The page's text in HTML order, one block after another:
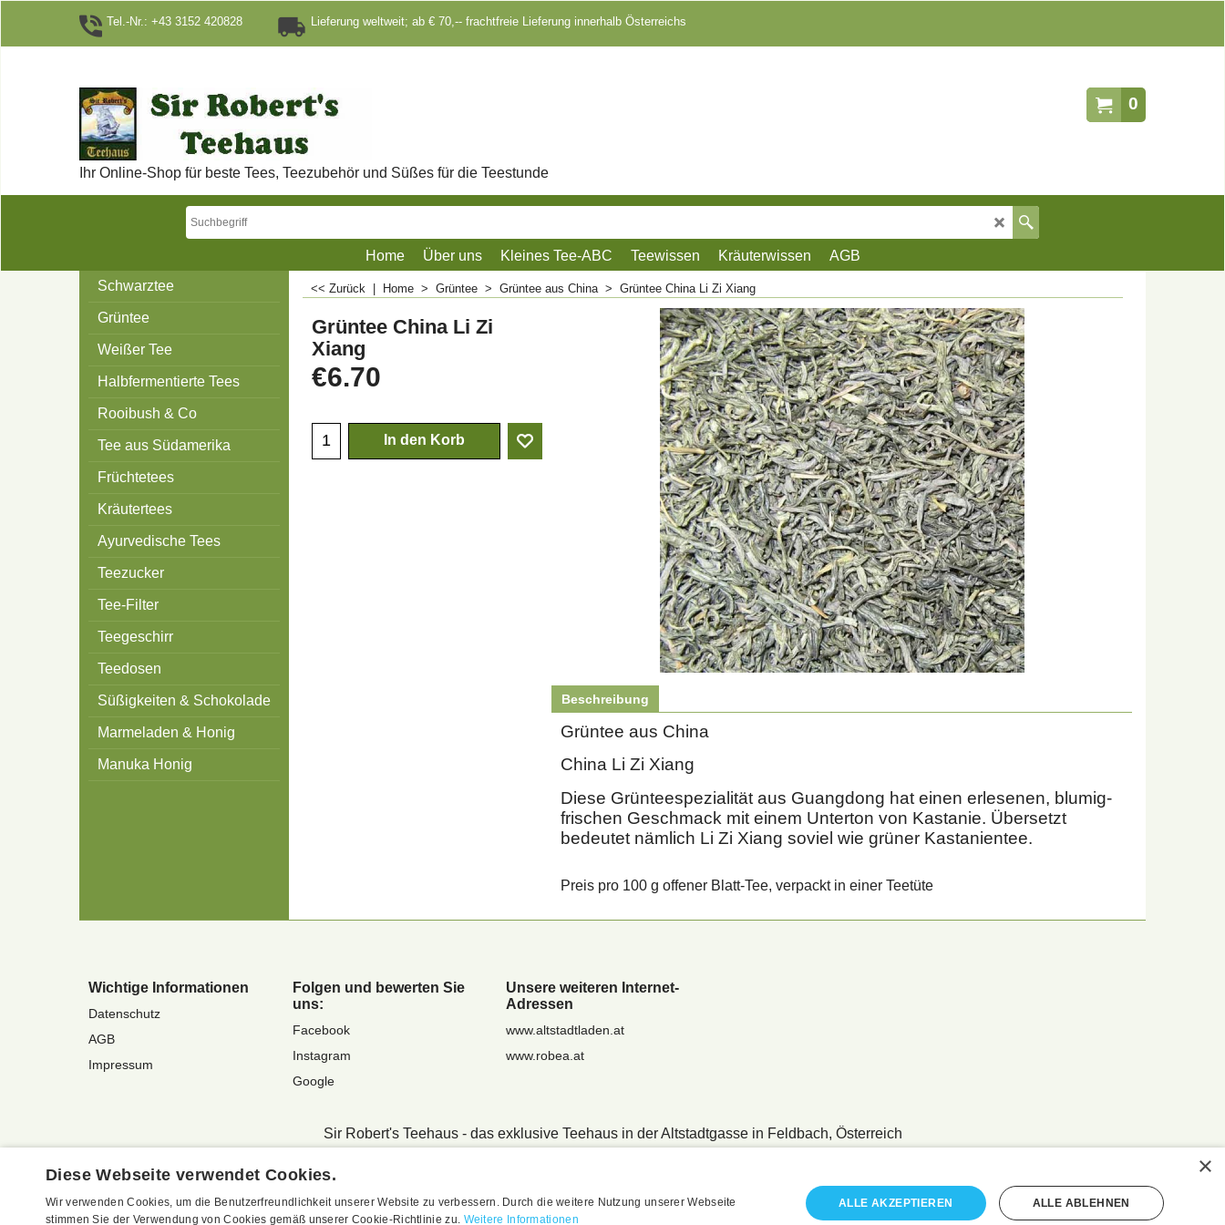
Tel.-Nr.: +43 3152 420828 Lieferung weltweit; ab € 70,-- frachtfreie Lieferung innerhalb Österreichs
0
Ihr Online-Shop für beste Tees, Teezubehör und Süßes für die Teestunde
Home Über uns Kleines Tee-ABC Teewissen Kräuterwissen
AGB
Schwarztee
Grüntee
Weißer Tee
Halbfermentierte Tees
Rooibush & Co
Tee aus Südamerika
Früchtetees
Kräutertees
Ayurvedische Tees
Teezucker
Tee-Filter
Teegeschirr
Teedosen
Süßigkeiten & Schokolade
Marmeladen & Honig
Manuka Honig
<< Zurück Home > Grüntee > Grüntee aus China> Grüntee China Li Zi Xiang
Grüntee China Li Zi
Xiang
€6.70
In den Korb
Beschreibung
Grüntee aus China
China Li Zi Xiang
Diese Grünteespezialität aus Guangdong hat einen erlesenen, blumig-
frischen Geschmack mit einem Unterton von Kastanie. Übersetzt
bedeutet nämlich Li Zi Xiang soviel wie grüner Kastanientee.
Preis pro 100 g offener Blatt-Tee, verpackt in einer Teetüte
Wichtige Informationen
Datenschutz
AGB
Impressum
Folgen und bewerten Sie
uns:
Facebook
Instagram
Google
Unsere weiteren Internet-
Adressen
www.altstadtladen.at
www.robea.at
Sir Robert's Teehaus - das exklusive Teehaus in der Altstadtgasse in Feldbach, Österreich
Vertrag widerrufen ×
Diese Webseite verwendet Cookies.
Wir verwenden Cookies, um die Benutzerfreundlichkeit unserer Website zu verbessern. Durch die weitere Nutzung unserer Webseite
stimmen Sie der Verwendung von Cookies gemäß unserer Cookie-Richtlinie zu. Weitere Informationen
ALLE AKZEPTIEREN ALLE ABLEHNEN